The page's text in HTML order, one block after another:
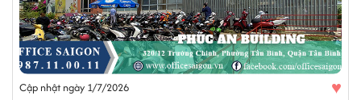
Cập nhật ngày 1/7/2026 ♥